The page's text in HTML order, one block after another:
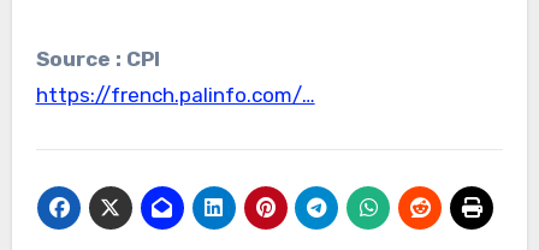
Source : CPI
https://french.palinfo.com/…